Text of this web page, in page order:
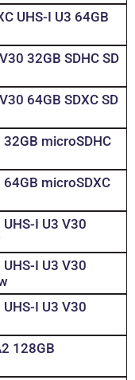
UHS-I U3 64GB
32GB SDHC SD
64GB SDXC SD
microSDHC
microSDXC
I U3 V30
I U3 V30
I U3 V30
128GB